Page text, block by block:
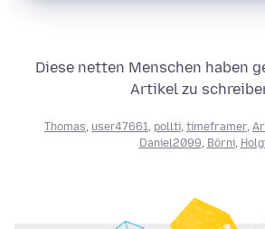
Diese netten Menschen haben
Artikel zu
Thomas user47661 pollti timeframer,
Daniel2099 Börni,